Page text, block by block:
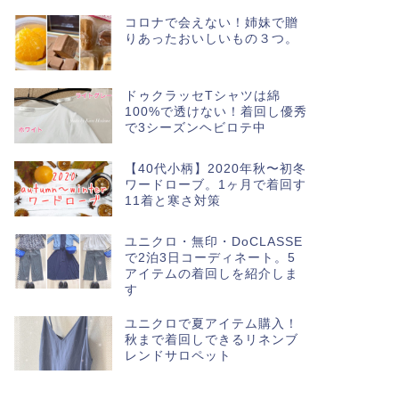
コロナで会えない！姉妹で贈
りあったおいしいもの３つ。
ドゥクラッセTシャツは綿
100%で透けない！着回し優秀
で3シーズンヘビロテ中
【40代小柄】2020年秋〜初冬
ワードローブ。1ヶ月で着回す
11着と寒さ対策
ユニクロ・無印・DoCLASSE
で2泊3日コーディネート。5
アイテムの着回しを紹介しま
す
ユニクロで夏アイテム購入！
秋まで着回しできるリネンブ
レンドサロペット